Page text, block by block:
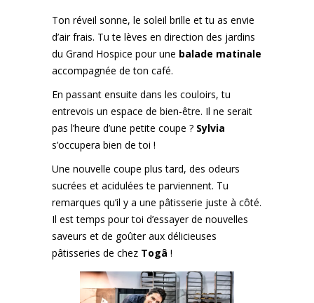
Ton réveil sonne, le soleil brille et tu as envie
d’air frais. Tu te lèves en direction des jardins
du Grand Hospice pour une balade matinale
accompagnée de ton café.
En passant ensuite dans les couloirs, tu
entrevois un espace de bien-être. Il ne serait
pas l’heure d’une petite coupe ? Sylvia
s’occupera bien de toi !
Une nouvelle coupe plus tard, des odeurs
sucrées et acidulées te parviennent. Tu
remarques qu’il y a une pâtisserie juste à côté.
Il est temps pour toi d’essayer de nouvelles
saveurs et de goûter aux délicieuses
pâtisseries de chez Togâ !